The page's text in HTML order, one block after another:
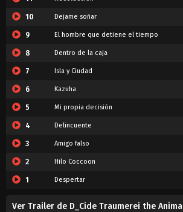
10 Dejame soñar
9 El hombre que detiene el tiempo
8 Dentro de la caja
7 Isla y Ciudad
6 Kazuha
5 Mi propia decisión
4 Delincuente
3 Amigo falso
2 Hilo Coccoon
1 Despertar
Ver Trailer de D_Cide Traumerei the